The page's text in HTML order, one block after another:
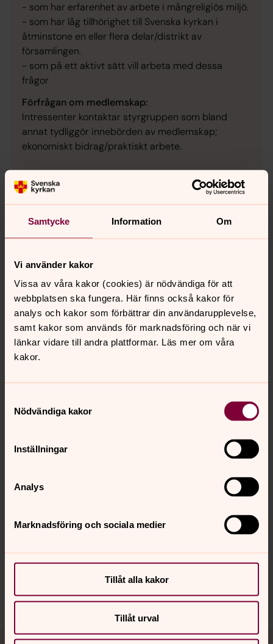
Samtycke Information Om
Vi använder kakor
Vissa av våra kakor (cookies) är nödvändiga för att
webbplatsen ska fungera. Här finns också kakor för
analys och kakor som förbättrar din användarupplevelse,
samt kakor som används för marknadsföring och när vi
länkar vidare till andra plattformar. Läs mer om våra
kakor.
Nödvändiga kakor
Inställningar
Analys
Marknadsföring och sociala medier
Tillåt alla kakor
Tillåt urval
- som har erfarenhet av arbete i mångreligiös miljö.
- som har låg tillhörighet till Svenska kyrkan i
åtminstone en eller flera delar/distrikt av
församlingen.
- som på ett aktivt sätt vill arbeta med dessa
frågor
Förfrågan om medlemskap:
Intressenter kontaktar styrgruppen som bland
annat tydliggör innebörden av medlemskap;
ekonomiskt bidrag/praktiskt arbete.
Kontakt med FBHO
Samordnare:
Christina Byström,
christina.bystrom@svenskakyrkan.se
031-731 82 34, 0707-14 00 14
Styrgruppens ordförande:
Henrik Törnqvist,
kyrkoherde Bergsjöns församling
henrik.tornqvist@svenskakyrkan.se
031-731 82 35, 0703-66 82 35
Synpunkter eller frågor på sidans
spanga-kista.forsamling@svenskakyrkan.se
Tillbaka till toppen
Tillbaka till innehållet